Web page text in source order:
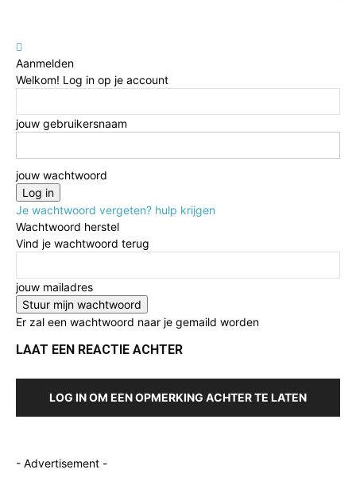
Aanmelden
Welkom! Log in op je account
jouw gebruikersnaam
jouw wachtwoord
Je wachtwoord vergeten? hulp krijgen
Wachtwoord herstel
Vind je wachtwoord terug
jouw mailadres
Er zal een wachtwoord naar je gemaild worden
LAAT EEN REACTIE ACHTER
LOG IN OM EEN OPMERKING ACHTER TE LATEN
- Advertisement -